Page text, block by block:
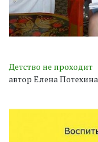
Детство не проходит
автор Елена Потехина